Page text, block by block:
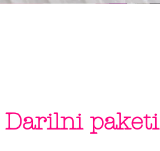
Darilni paketi